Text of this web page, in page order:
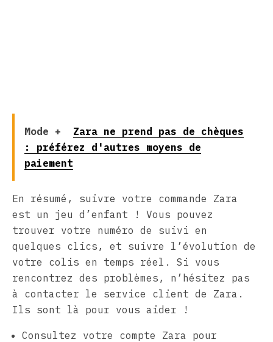
Mode +
Zara ne prend pas de chèques
: préférez d'autres moyens de
paiement
En résumé, suivre votre commande Zara
est un jeu d’enfant ! Vous pouvez
trouver votre numéro de suivi en
quelques clics, et suivre l’évolution de
votre colis en temps réel. Si vous
rencontrez des problèmes, n’hésitez pas
à contacter le service client de Zara.
Ils sont là pour vous aider !
Consultez votre compte Zara pour